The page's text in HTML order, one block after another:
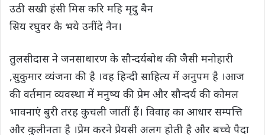
उठी सखी हंसी मिस करि महि मृदु बैन
सिय रघुवर कै भये उनींदे नैन।
तुलसीदास ने जनसाधारण के सौन्दर्यबोध की जैसी मनोहारी
,सुकुमार व्यंजना की है ।वह हिन्दी साहित्य में अनुपम है ।आज
की वर्तमान व्यवस्था में मनुष्य की प्रेम और सौन्दर्य की कोमल
भावनाएं बुरी तरह कुचली जातीं हैं। विवाह का आधार सम्पत्ति
और कुलीनता है ।प्रेम करने प्रेयसी अलग होती है और बच्चे पैदा